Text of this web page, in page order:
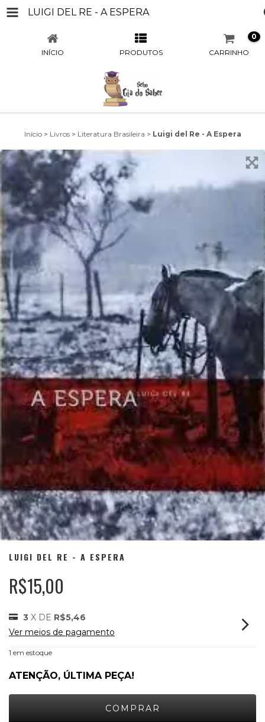
LUIGI DEL RE - A ESPERA
INÍCIO PRODUTOS CARRINHO
0
Início > Livros > Literatura Brasileira > Luigi del Re - A Espera
LUIGI DEL RE - A ESPERA
R$15,00
3 X DE R$5,46
Ver meios de pagamento
1 em estoque
ATENÇÃO, ÚLTIMA PEÇA!